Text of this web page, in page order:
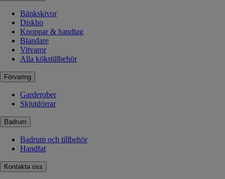
Bänkskivor
Diskho
Knoppar & handtag
Blandare
Vitvaror
Alla kökstillbehör
Förvaring
Garderober
Skjutdörrar
Badrum
Badrum och tillbehör
Handfat
Kontakta oss